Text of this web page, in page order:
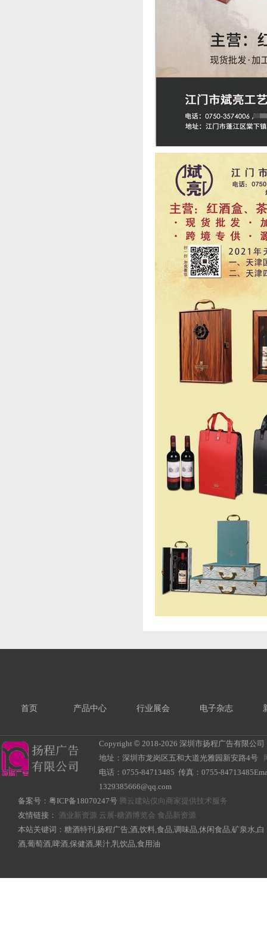
首页 产品中心 行业展会 电子杂志
Copyright © 2018-2026 深圳市扬程广告有限公
地址：深圳市龙岗区五和大道光雅园新安路4号
电话：0755-84713485 传真：0755-
1329385666@qq.com
备案号： 粤ICP备18070247号 腾云建站仅向商家提供技术服务
友情链接： 酒业新资源 云展-糖酒博览会 食品新资源
本站关键词：糖酒特刊,扬程广告,酒,饮料,食品,调味品,休闲食品,矿泉水,白
酒,葡萄酒,啤酒,保健酒,果汁,乳饮品,食用油